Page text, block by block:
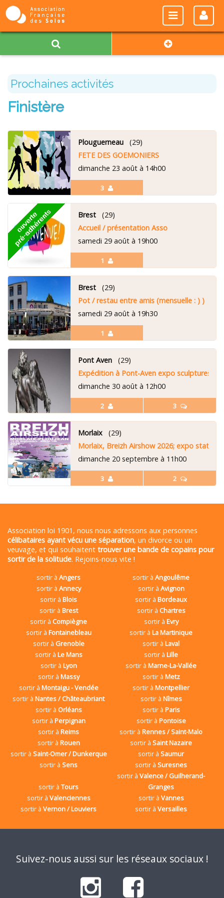
Prochaines activités
Finistère
3
Plouguerneau(29)
FETE DES GOEMONIERS
dimanche 23 août à 14h00
1
Brest(29)
Accueil / présentation Asso
samedi 29 août à 19h00
1
Brest(29)
Pot / restau entre amis (mensuelle : ) )
samedi 29 août à 19h30
2 3
Pont Aven(29)
Expédition à Pont-Aven expo sculptures
dimanche 30 août à 12h00
3 2
Morlaix(29)
Morlaix, Breizh Airshow 2026; expo
dimanche 20 septembre à 11h00
Association loi 1901, nous nous adressons aux personnes
célibataires ayant vécu une séparation, un divorce ou un
veuvage, et qui souhaitent trouver une bande de copains pour
sortir de la solitude. Rejoins-nous vite !
sortir àAngers sortir àAngoulême
sortir à Annecy sortir à Avignon
sortir àBlois sortir àBordeaux
sortir à Brest sortir à Chartres
sortir à Compiègne sortir à Evry
sortir à Fontainebleau sortir àLa Martinique
sortir à Grenoble sortir àLaval
sortir à Le Mans sortir àLille
sortir à Lyon sortir àMarne-La-Vallée
sortir à Massy sortir à Metz
sortir à Montaigu - Vendée sortir àMontpellier
sortir àNantes / Châteaubriant sortir à Nîmes
sortir à Orléans sortir à Paris
sortir à Perpignan sortir à Pontoise
sortir àReims sortir àRennes / Saint-Malo
sortir à Rouen sortir àSaint Nazaire
sortir à Saint-Omer / Dunkerque sortir àSaumur
sortir àSens sortir àSuresnes
sortir àTours
sortir àValence / Guilherand-
Granges
sortir à Valenciennes sortir à Vannes
sortir àVernon / Louviers sortir àVersailles
Suivez-nous aussi sur les réseaux sociaux !